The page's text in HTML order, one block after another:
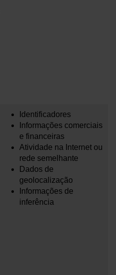
Identificadores
Informações comerciais
e financeiras
Atividade na Internet ou
rede semelhante
Dados de
geolocalização
Informações de
inferência